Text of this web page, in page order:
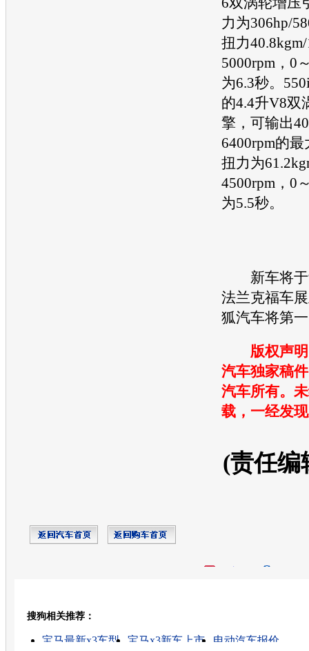
力为306hp/
扭力
5000rpm，0
为6.3秒。
的4.4升V8双
擎，可输出
6400rpm的
扭力为
4500rpm，0
为5.5秒。
新车将于
法兰克福车
狐汽车将第
版权声
汽车独家稿
汽车所有。
载，一经发
(责任编
搜狗相关推荐：
宝马最新x3车型 宝马x3新车上市
电动汽车报价